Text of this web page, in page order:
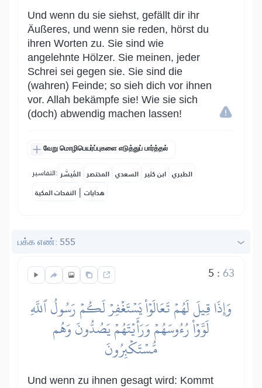
Und wenn du sie siehst, gefällt dir ihr
Äußeres, und wenn sie reden, hörst du
ihren Worten zu. Sie sind wie
angelehnte Hölzer. Sie meinen, jeder
Schrei sei gegen sie. Sie sind die
(wahren) Feinde; so sieh dich vor ihnen
vor. Allah bekämpfe sie! Wie sie sich
(doch) abwendig machen lassen!
வேறு மொழிபெயர்ப்புகளை எடுத்துப் பார்த்தல்
التفاسير: المُيسَّر المختصر السعدي ابن كثير الطبري
النفحات المكية | هدايات
பக்க எண்: 555
5 :63
وَإِذَا قِيلَ لَهُمۡ تَعَالَوۡاْ يَسۡتَغۡفِرۡ لَكُمۡ رَسُولُ ٱللَّهِ
لَوَّوۡاْ رُءُوسَهُمۡ وَرَأَيۡتَهُمۡ يَصُدُّونَ وَهُم
مُّسۡتَكۡبِرُونَ
Und wenn zu ihnen gesagt wird: Kommt